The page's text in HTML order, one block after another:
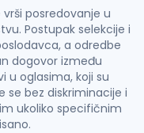
posredovanje u
Postupak selekcije i
a odredbe
dogovor između
u oglasima, koji su
se bez diskriminacije i
ukoliko specifičnim